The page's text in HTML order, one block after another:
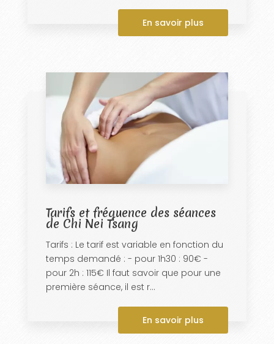
En savoir plus
Tarifs et fréquence des séances
de Chi Nei Tsang
Tarifs : Le tarif est variable en fonction du
temps demandé : - pour 1h30 : 90€ -
pour 2h : 115€ Il faut savoir que pour une
première séance, il est r...
En savoir plus